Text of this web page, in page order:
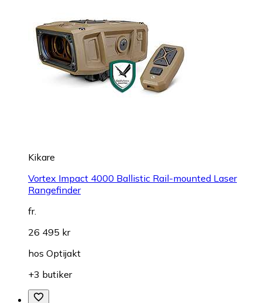
Kikare
Vortex Impact 4000 Ballistic Rail-mounted Laser
Rangefinder
fr.
26 495 kr
hos Optijakt
+3 butiker